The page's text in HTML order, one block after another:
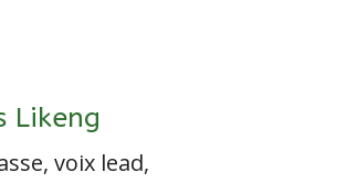
Likeng
voix lead,